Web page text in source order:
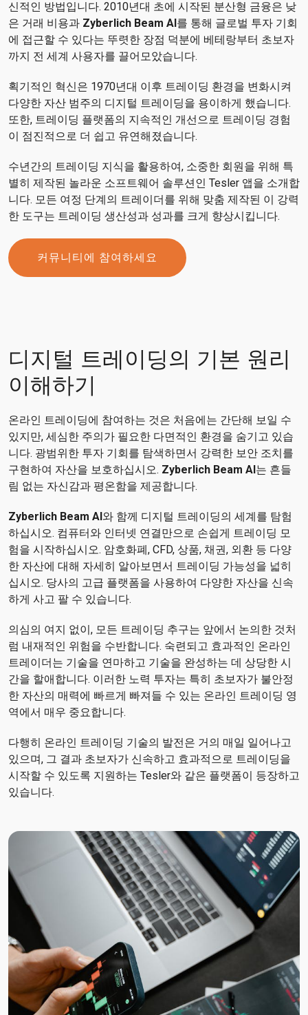
신적인 방법입니다. 2010년대 초에 시작된 분산형 금융은 낮
은 거래 비용과 Zyberlich Beam AI를 통해 글로벌 투자 기회
에 접근할 수 있다는 뚜렷한 장점 덕분에 베테랑부터 초보자
까지 전 세계 사용자를 끌어모았습니다.
획기적인 혁신은 1970년대 이후 트레이딩 환경을 변화시켜
다양한 자산 범주의 디지털 트레이딩을 용이하게 했습니다.
또한, 트레이딩 플랫폼의 지속적인 개선으로 트레이딩 경험
이 점진적으로 더 쉽고 유연해졌습니다.
수년간의 트레이딩 지식을 활용하여, 소중한 회원을 위해 특
별히 제작된 놀라운 소프트웨어 솔루션인 Tesler 앱을 소개합
니다. 모든 여정 단계의 트레이더를 위해 맞춤 제작된 이 강력
한 도구는 트레이딩 생산성과 성과를 크게 향상시킵니다.
커뮤니티에 참여하세요
디지털 트레이딩의 기본 원리
이해하기
온라인 트레이딩에 참여하는 것은 처음에는 간단해 보일 수
있지만, 세심한 주의가 필요한 다면적인 환경을 숨기고 있습
니다. 광범위한 투자 기회를 탐색하면서 강력한 보안 조치를
구현하여 자산을 보호하십시오. Zyberlich Beam AI는 흔들
림 없는 자신감과 평온함을 제공합니다.
Zyberlich Beam AI와 함께 디지털 트레이딩의 세계를 탐험
하십시오. 컴퓨터와 인터넷 연결만으로 손쉽게 트레이딩 모
험을 시작하십시오. 암호화폐, CFD, 상품, 채권, 외환 등 다양
한 자산에 대해 자세히 알아보면서 트레이딩 가능성을 넓히
십시오. 당사의 고급 플랫폼을 사용하여 다양한 자산을 신속
하게 사고 팔 수 있습니다.
의심의 여지 없이, 모든 트레이딩 추구는 앞에서 논의한 것처
럼 내재적인 위험을 수반합니다. 숙련되고 효과적인 온라인
트레이더는 기술을 연마하고 기술을 완성하는 데 상당한 시
간을 할애합니다. 이러한 노력 투자는 특히 초보자가 불안정
한 자산의 매력에 빠르게 빠져들 수 있는 온라인 트레이딩 영
역에서 매우 중요합니다.
다행히 온라인 트레이딩 기술의 발전은 거의 매일 일어나고
있으며, 그 결과 초보자가 신속하고 효과적으로 트레이딩을
시작할 수 있도록 지원하는 Tesler와 같은 플랫폼이 등장하고
있습니다.